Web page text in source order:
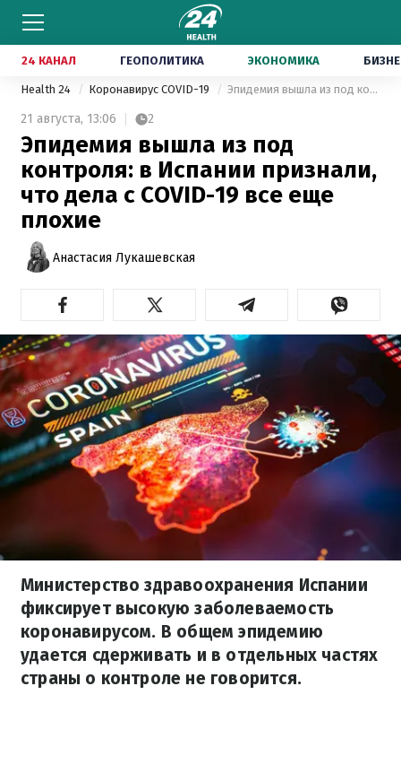
24 КАНАЛ ГЕОПОЛИТИКА ЭКОНОМИКА
Health 24 Коронавирус COVID-19 Эпидемия вышла из под контроля: в Испании признали, что дела с COVID-19 все еще плохие
21 августа, 13:06 2
Эпидемия вышла из под
контроля: в Испании признали,
что дела с COVID-19 все еще
плохие
Анастасия Лукашевская
Министерство здравоохранения Испании
фиксирует высокую заболеваемость
коронавирусом. В общем эпидемию
удается сдерживать и в отдельных частях
страны о контроле не говорится.